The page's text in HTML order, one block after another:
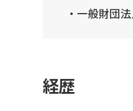
・一般財団
経歴